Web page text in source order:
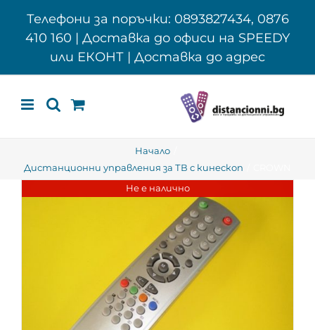
Телефони за поръчки: 0893827434, 0876
410 160 | Доставка до офиси на SPEEDY
или ЕКОНТ | Доставка до адрес
Начало
Дистанционни управления за ТВ с кинескоп
Не е налично